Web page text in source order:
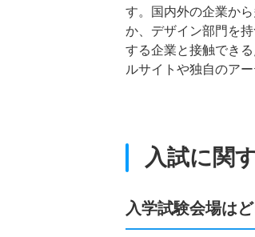
す。国内外の企業か
か、デザイン部門を
する企業と接触でき
ルサイトや独自のア
入試に関
入学試験会場は